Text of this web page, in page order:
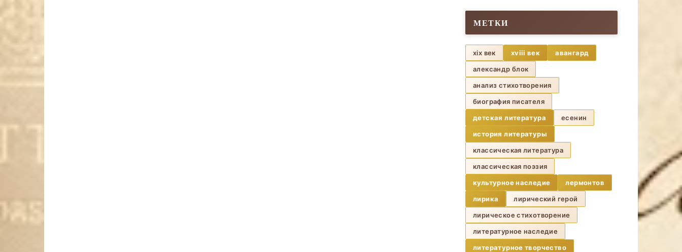
МЕТКИ
xix век xviii век
авангард
александр блок
анализ стихотворения
биография писателя
детская литература
есенин
история литературы
классическая литература
классическая поэзия
культурное наследие
лермонтов
лирика
лирический герой
лирическое стихотворение
литературное наследие
литературное творчество